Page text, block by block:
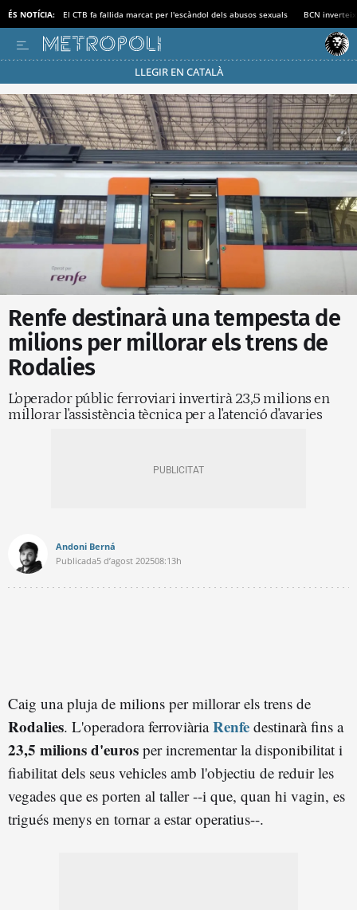
ÉS NOTÍCIA: El CTB fa fallida marcat per l'escàndol dels abusos sexuals BCN
LLEGIR EN CATALÀ
Passa’t al mode estalvi
Renfe destinarà una tempesta de
milions per millorar els trens de
Rodalies
L'operador públic ferroviari invertirà 23,5 milions en
millorar l'assistència tècnica per a l'atenció d'avaries
Andoni Berná
Publicada5 d’agost 202508:13h
Caig una pluja de milions per millorar els trens de
Rodalies. L'operadora ferroviàriaRenfe destinarà fins a
23,5 milions d'euros per incrementar la disponibilitat i
fiabilitat dels seus vehicles amb l'objectiu de reduir les
vegades que es porten al taller --i que, quan hi vagin, es
trigués menys en tornar a estar operatius--.